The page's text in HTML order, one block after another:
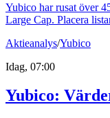
Yubico har rusat över
Large Cap. Placera
Aktieanalys/Yubico
Idag, 07:00
Yubico: